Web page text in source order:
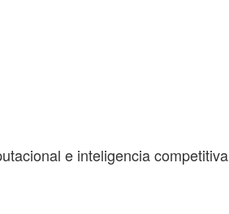
e inteligencia competitiva